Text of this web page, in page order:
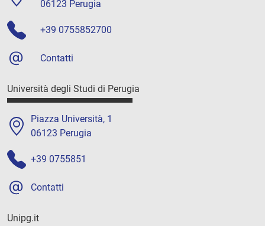
06123 Perugia
+39 0755852700
Contatti
Università degli Studi di Perugia
Piazza Università, 1
06123 Perugia
+39 0755851
Contatti
Unipg.it